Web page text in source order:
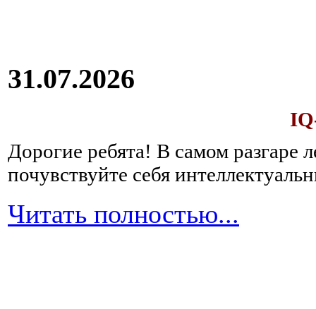
31.07.2026
Дорогие ребята! В самом разгаре
почувствуйте себя
Читать полностью...